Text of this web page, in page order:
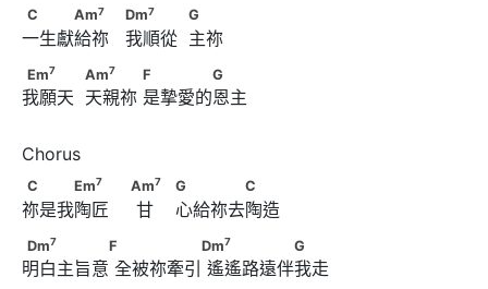
C　　　Am
Dm
C Am7 Dm7 G
一生獻給祢   我順從  主祢
Em7 Am F　　　　G
Em7 Am7 F G
我願天  天親祢 是摯愛的恩主
C　　　Em
Am
G　　　　C
C Em7 Am7 G C
祢是我陶匠     甘    心給祢去陶造
Dm7 F      　　　　　Dm7
Dm7 F Dm7 G
明白主旨意 全被祢牽引 遙遙路遠伴我走